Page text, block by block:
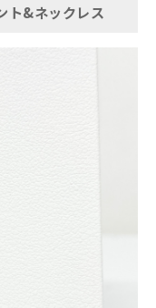
ト&ネックレス